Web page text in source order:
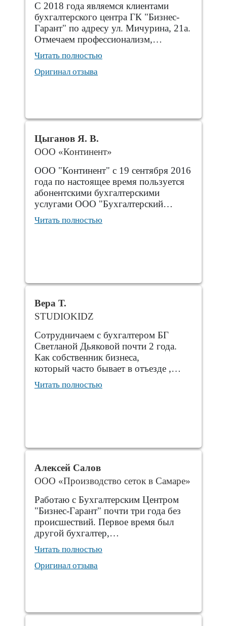
С 2018 года являемся клиентами
бухгалтерского центра ГК "Бизнес-
Гарант" по адресу ул. Мичурина, 21а.
Отмечаем профессионализм,…
Читать полностью
Оригинал отзыва
Цыганов Я. В.
ООО «Континент»
ООО "Континент" с 19 сентября 2016
года по настоящее время пользуется
абонентскими бухгалтерскими
услугами ООО "Бухгалтерский…
Читать полностью
Вера Т.
STUDIOKIDZ
Сотрудничаем с бухгалтером БГ
Светланой Дьяковой почти 2 года.
Как собственник бизнеса,
который часто бывает в отъезде ,…
Читать полностью
Алексей Салов
ООО «Производство сеток в Самаре»
Работаю с Бухгалтерским Центром
"Бизнес-Гарант" почти три года без
происшествий. Первое время был
другой бухгалтер,…
Читать полностью
Оригинал отзыва